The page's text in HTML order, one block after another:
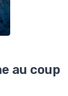
au coup